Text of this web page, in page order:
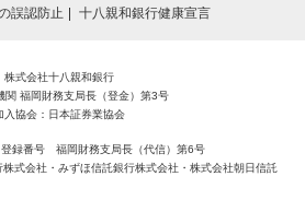
誤認防止 十八親和銀行健康宣言
株式会社十八親和銀行
関 福岡財務支局長（登金）第3号
入協会：日本証券業協会
録番号 福岡財務支局長（代信）第6号
式会社・みずほ信託銀行株式会社・株式会社朝日信託